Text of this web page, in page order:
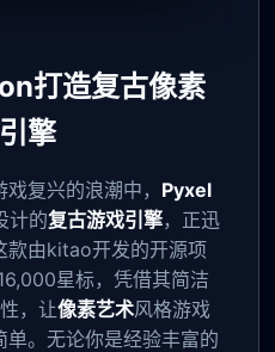
打造复古像素
擎
复兴的浪潮中， Pyxel
计的复古游戏引擎，正迅
款由kitao开发的开源项
星标，凭借其简洁
，让像素艺术风格游戏
。无论你是经验丰富的